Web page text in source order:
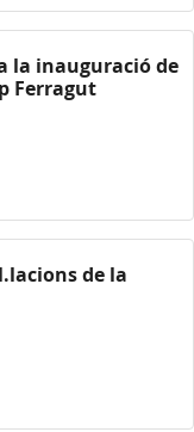
la inauguració de
Ferragut
de la